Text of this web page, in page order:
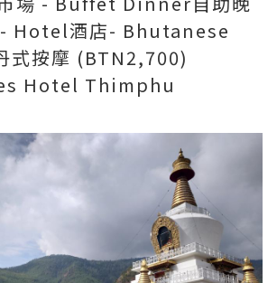
- Hotel酒店- Bhutanese
式按摩 (BTN2,700)
Hotel Thimphu